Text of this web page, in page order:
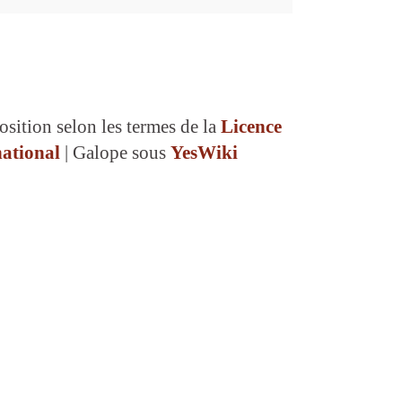
selon les termes de la Licence
| Galope sous YesWiki